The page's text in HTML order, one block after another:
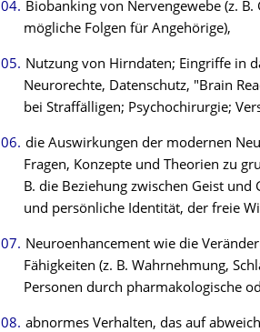
Biobanking von Nervengewebe (z.
mögliche Folgen für Angehörige),
Nutzung von Hirndaten; Eingriffe in
Neurorechte, Datenschutz, "Brain
bei Straffälligen; Psychochirurgie;
die Auswirkungen der modernen
Fragen, Konzepte und Theorien zu
B. die Beziehung zwischen Geist
und persönliche Identität, der freie
Neuroenhancement wie die
Fähigkeiten (z. B. Wahrnehmung,
Personen durch pharmakologische
abnormes Verhalten, das auf